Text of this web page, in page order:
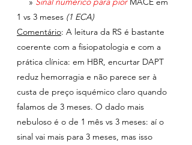
1 vs 3 meses (1 ECA)
Comentário: A leitura da RS é bastante
coerente com a fisiopatologia e com a
prática clínica: em HBR, encurtar DAPT
reduz hemorragia e não parece ser à
custa de preço isquémico claro quando
falamos de 3 meses. O dado mais
nebuloso é o de 1 mês vs 3 meses: aí o
sinal vai mais para 3 meses, mas isso